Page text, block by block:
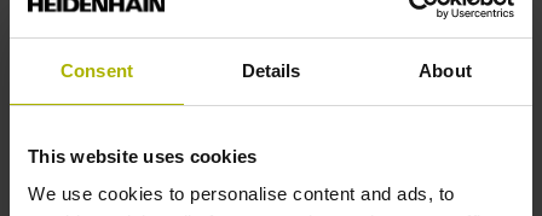
Consent Details About
This website uses cookies
We use cookies to personalise content and ads, to
Rechtecksignale, TTL-Pegel mit 20-fach Interpolation
Referenzmarkenlage
Abstand 35 mm vom Beginn der Messlänge